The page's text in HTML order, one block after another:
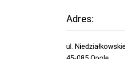
Adres:
ul.